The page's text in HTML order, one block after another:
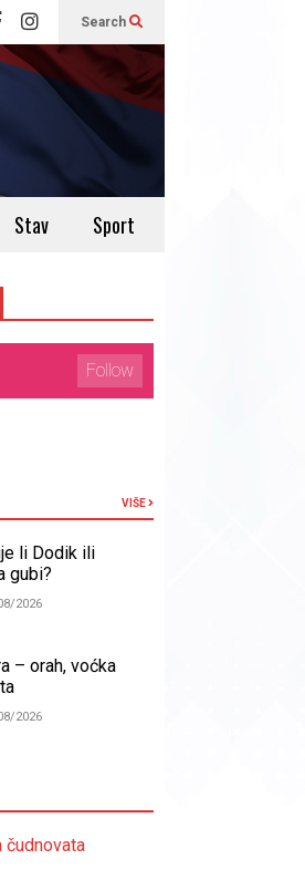
Search
Stav Sport
Follow
VIŠE
li Dodik ili
gubi?
2026
– orah, voćka
2026
čudnovata